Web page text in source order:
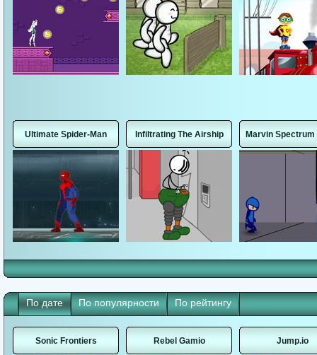
Ultimate Spider-Man Infiltrating The Airship Marvin Spectrum
По дате По популярности По рейтингу
Sonic Frontiers Rebel Gamio Jump.io